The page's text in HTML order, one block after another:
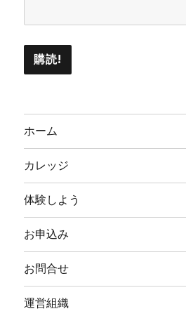
ホーム
カレッジ
体験しよう
お申込み
お問合せ
運営組織